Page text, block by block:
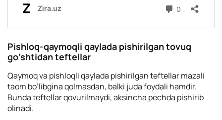
Pishloq-qaymoqli qaylada pishirilgan tovuq
go’shtidan teftellar
Qaymoq va pishloqli qaylada pishirilgan teftellar mazali
taom bo’libgina qolmasdan, balki juda foydali hamdir.
Bunda teftellar qovurilmaydi, aksincha pechda pishirib
olinadi.